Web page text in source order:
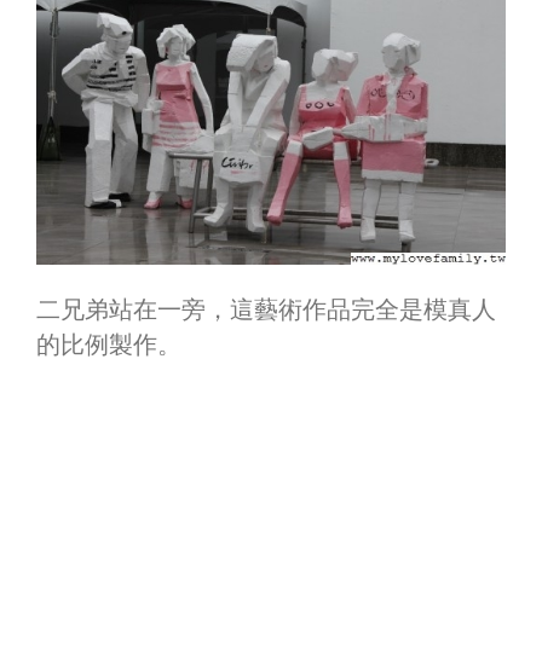
二兄弟站在一旁，這藝術作品完全是模真人
的比例製作。